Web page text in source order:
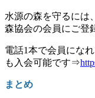
水源の森を守るには
森協会の会員にご登
電話1本で会員にな
も入会可能です⇒
まとめ